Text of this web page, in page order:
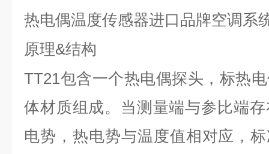
热电偶温度传感器进口品牌空调系
原理&结构
TT21包含一个热电偶探头，标热
体材质组成。当测量端与参比端
电势，热电势与温度值相对应，